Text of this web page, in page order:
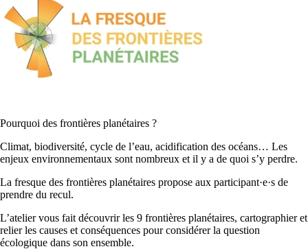
Pourquoi des frontières planétaires ?
Climat, biodiversité, cycle de l’eau, acidification des océans… Les
enjeux environnementaux sont nombreux et il y a de quoi s’y perdre.
La fresque des frontières planétaires propose aux participant·e·s de
prendre du recul.
L’atelier vous fait découvrir les 9 frontières planétaires, cartographier et
relier les causes et conséquences pour considérer la question
écologique dans son ensemble.